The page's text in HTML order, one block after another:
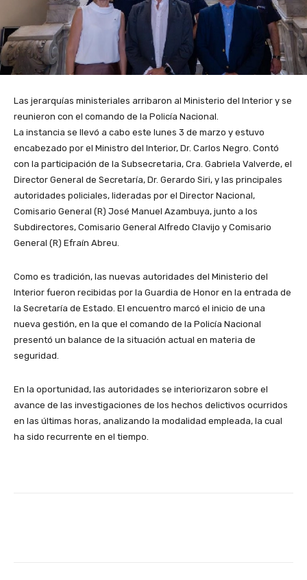
Las jerarquías ministeriales arribaron al Ministerio del Interior y se
reunieron con el comando de la Policía Nacional.
La instancia se llevó a cabo este lunes 3 de marzo y estuvo
encabezado por el Ministro del Interior, Dr. Carlos Negro. Contó
con la participación de la Subsecretaria, Cra. Gabriela Valverde, el
Director General de Secretaría, Dr. Gerardo Siri, y las principales
autoridades policiales, lideradas por el Director Nacional,
Comisario General (R) José Manuel Azambuya, junto a los
Subdirectores, Comisario General Alfredo Clavijo y Comisario
General (R) Efraín Abreu.
Como es tradición, las nuevas autoridades del Ministerio del
Interior fueron recibidas por la Guardia de Honor en la entrada de
la Secretaría de Estado. El encuentro marcó el inicio de una
nueva gestión, en la que el comando de la Policía Nacional
presentó un balance de la situación actual en materia de
seguridad.
En la oportunidad, las autoridades se interiorizaron sobre el
avance de las investigaciones de los hechos delictivos ocurridos
en las últimas horas, analizando la modalidad empleada, la cual
ha sido recurrente en el tiempo.